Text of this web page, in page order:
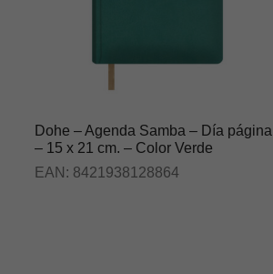
Dohe – Agenda Samba – Día página
– 15 x 21 cm. – Color Verde
EAN: 8421938128864